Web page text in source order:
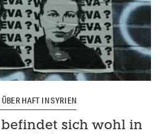
HAFT IN SYRIEN
befindet sich wohl in